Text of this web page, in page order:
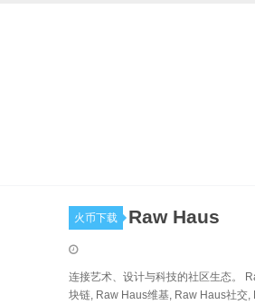
火币下载 Raw Haus
连接艺术、设计与科技的社区生态。
块链, Raw Haus维基, Raw Haus社交